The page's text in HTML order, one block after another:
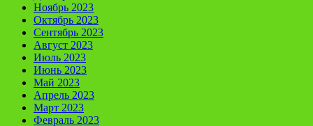
Ноябрь 2023
Октябрь 2023
Сентябрь 2023
Август 2023
Июль 2023
Июнь 2023
Май 2023
Апрель 2023
Март 2023
Февраль 2023